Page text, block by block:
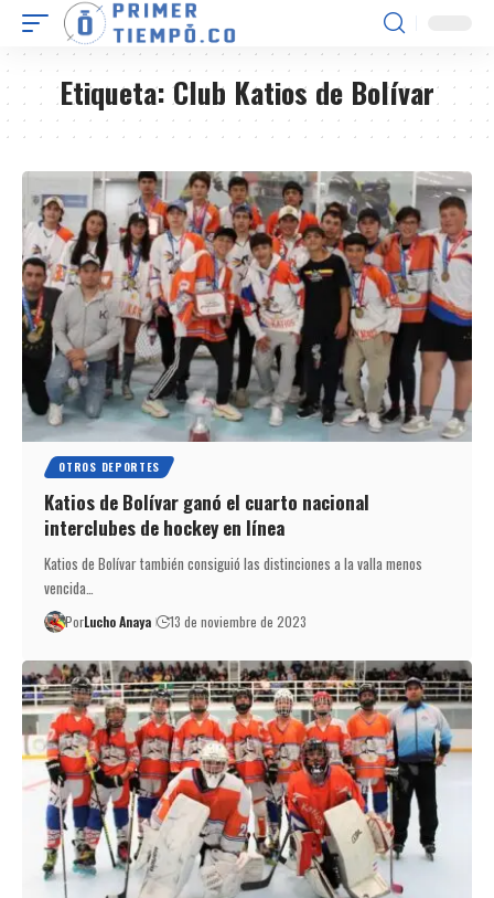
Etiqueta:Club Katios de Bolívar
OTROS DEPORTES
Katios de Bolívar ganó el cuarto nacional
interclubes de hockey en línea
Katios de Bolívar también consiguió las distinciones a la valla menos
vencida…
PorLucho Anaya 13 de noviembre de 2023